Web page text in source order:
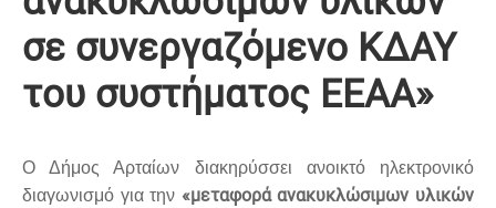
σε συνεργαζόμενο ΚΔΑΥ
του συστήματος ΕΕΑΑ»
Ο Δήμος Αρταίων διακηρύσσει ανοικτό ηλεκτρονικό
διαγωνισμό για την «μεταφορά ανακυκλώσιμων υλικών